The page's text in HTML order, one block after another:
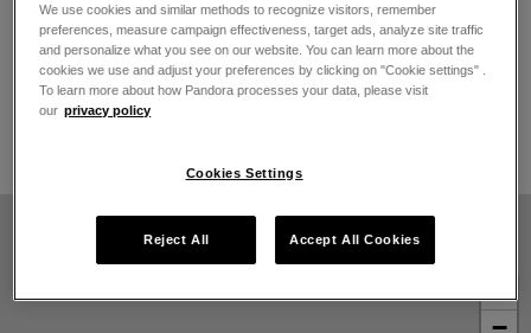
Martes
10:00
Miércoles
10:00-21:00
Jueves
10:00-21:00
Viernes
10:00
Sábado
+
We use cookies and similar methods to recognize visitors, remember
preferences, measure campaign effectiveness, target ads, analyze site traffic
and personalize what you see on our website. You can learn more about the
cookies we use and adjust your preferences by clicking on "Cookie settings" .
To learn more about how Pandora processes your data, please visit
our privacy policy
Cookies Settings
Reject All Accept All Cookies